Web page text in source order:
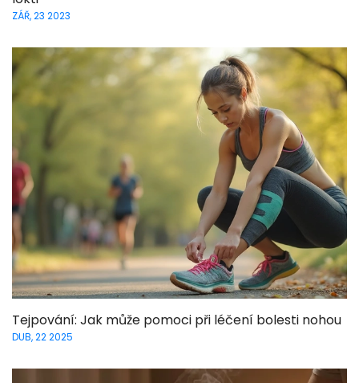
ZÁŘ, 23 2023
Tejpování: Jak může pomoci při léčení bolesti nohou
DUB, 22 2025